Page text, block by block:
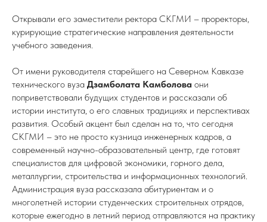
Открывали его заместители ректора СКГМИ – проректоры,
курирующие стратегические направления деятельности
учебного заведения.
От имени руководителя старейшего на Северном Кавказе
технического вуза Дзамболата Камболова они
поприветствовали будущих студентов и рассказали об
истории института, о его славных традициях и перспективах
развития. Особый акцент был сделан на то, что сегодня
СКГМИ – это не просто кузница инженерных кадров, а
современный научно-образовательный центр, где готовят
специалистов для цифровой экономики, горного дела,
металлургии, строительства и информационных технологий.
Администрация вуза рассказала абитуриентам и о
многолетней истории студенческих строительных отрядов,
которые ежегодно в летний период отправляются на практику